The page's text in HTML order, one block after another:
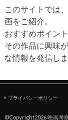
このサイトでは
画をご紹介。
おすすめポイン
その作品に興味
な情報を発信しま
プライバシーポリシー
©Copyright2026映画考